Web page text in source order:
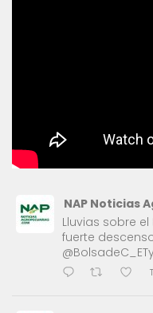
NAP Noticias
Lluvias sobre
fuerte